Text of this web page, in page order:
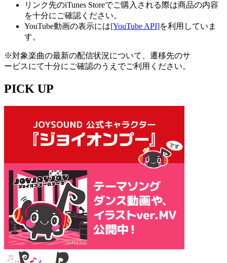
リンク先のiTunes Storeでご購入される際は商品の内容
を十分にご確認ください。
YouTube動画の表示には[YouTube API]を利用していま
す。
※対象楽曲の最新の配信状況について、遷移先のサ
ービスにて十分にご確認のうえでご利用ください。
PICK UP